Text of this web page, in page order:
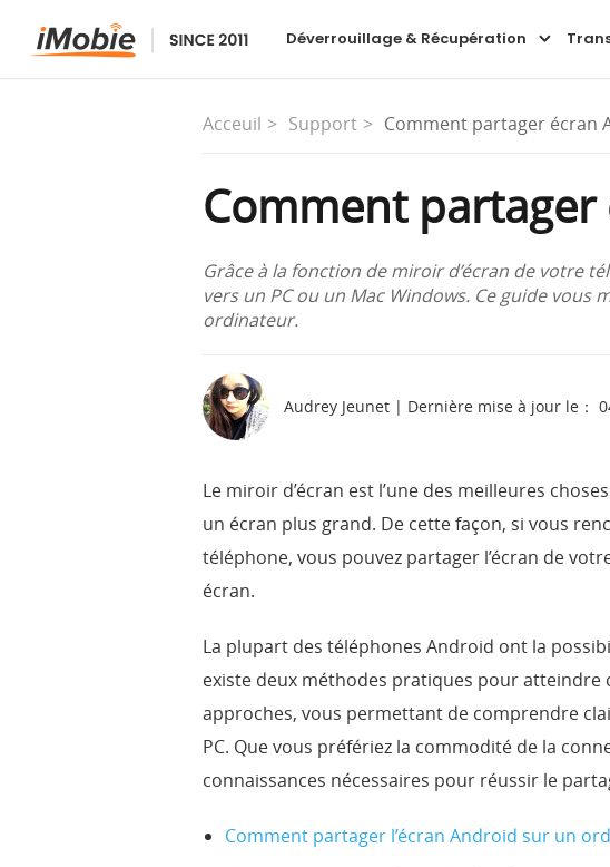
Déverrouillage & Récupération
Acceuil Support Comment partager écran
Comment
Grâce à la fonction de miroir d’écran de votre
vers un PC ou un Mac Windows. Ce guide
ordinateur.
Audrey Jeunet | Dernière mise à jour le：
Le miroir d’écran est l’une des meilleures
un écran plus grand. De cette façon, si vous
téléphone, vous pouvez partager l’écran de
écran.
La plupart des téléphones Android ont la
existe deux méthodes pratiques pour atteindre
approches, vous permettant de comprendre
PC. Que vous préfériez la commodité de la
connaissances nécessaires pour réussir le
Comment partager l’écran Android sur un